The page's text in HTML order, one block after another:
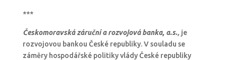
***
Českomoravská záruční a rozvojová banka, a.s., je
rozvojovou bankou České republiky. V souladu se
záměry hospodářské politiky vlády České republiky